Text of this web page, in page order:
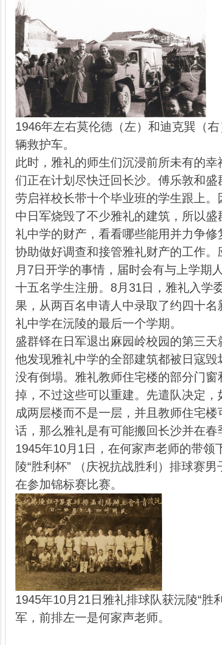
1946年左右莫伦德（左）和迪克巽（
辆救护车。
此时，雅礼的师生们沉浸前所未有的
们正在计划尽快迁回长沙。傅乐敦和
劳启祥校长带十个毕业班的学生跟上
中日军烧毁了不少雅礼的建筑，所以
礼中学的财产，看看哪些能用并力争
协助做好调查和接管雅礼财产的工作
月7日开学的事情，届时会有与上学期
十五名学生注册。8月31日，雅礼入学
果，从两百名申请人中录取了约四十
礼中学在沅陵的最后一个学期。
盛群铎在日军退出麻园岭校园的第三
他发现雅礼中学的全部建筑都被日寇
没有倒塌。雅礼教师住宅楼的部分门
掉，不过这些可以重建。先遣队决定
成两层楼而不是一层，并且教师住宅
话，那么雅礼是有可能搬回长沙并在春
1945年10月1日，在何家声老师的带领
陵“胜利杯” （庆祝抗战胜利）排球赛
在参加锦标赛比赛。
1945年10月21日雅礼排球队获沅陵“胜
军，前排左一是何家声老师。